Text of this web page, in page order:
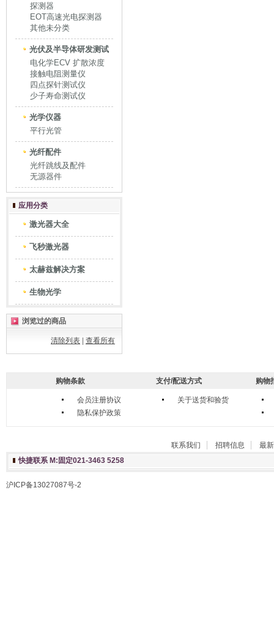
探测器
EOT高速光电探测器
其他未分类
光伏及半导体研发测试
电化学ECV 扩散浓度
接触电阻测量仪
四点探针测试仪
少子寿命测试仪
光学仪器
平行光管
光纤配件
光纤跳线及配件
无源器件
应用分类
激光器大全
飞秒激光器
太赫兹解决方案
生物光学
浏览过的商品
清除列表 查看所有
购物条款
会员注册协议
隐私保护政策
支付/配送方式
关于送货和验货
购物
联系我们 招聘信息
最
快捷联系 M:固定021-3463 5258
沪ICP备13027087号-2